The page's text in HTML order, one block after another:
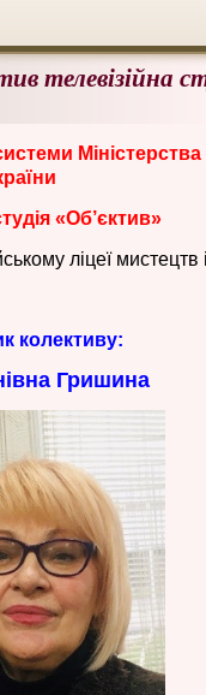
телевізійна
Міністерства
«Об’єктив»
ліцеї мистецтв
колективу:
Гришина